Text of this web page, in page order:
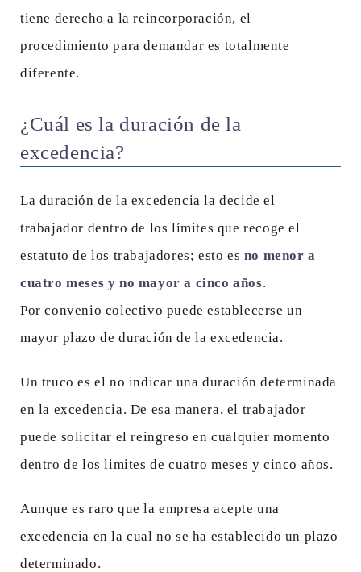
tiene derecho a la reincorporación, el
procedimiento para demandar es totalmente
diferente.
¿Cuál es la duración de la
excedencia?
La duración de la excedencia la decide el
trabajador dentro de los límites que recoge el
estatuto de los trabajadores; esto es no menor a
cuatro meses y no mayor a cinco años.
Por convenio colectivo puede establecerse un
mayor plazo de duración de la excedencia.
Un truco es el no indicar una duración determinada
en la excedencia. De esa manera, el trabajador
puede solicitar el reingreso en cualquier momento
dentro de los limites de cuatro meses y cinco años.
Aunque es raro que la empresa acepte una
excedencia en la cual no se ha establecido un plazo
determinado.